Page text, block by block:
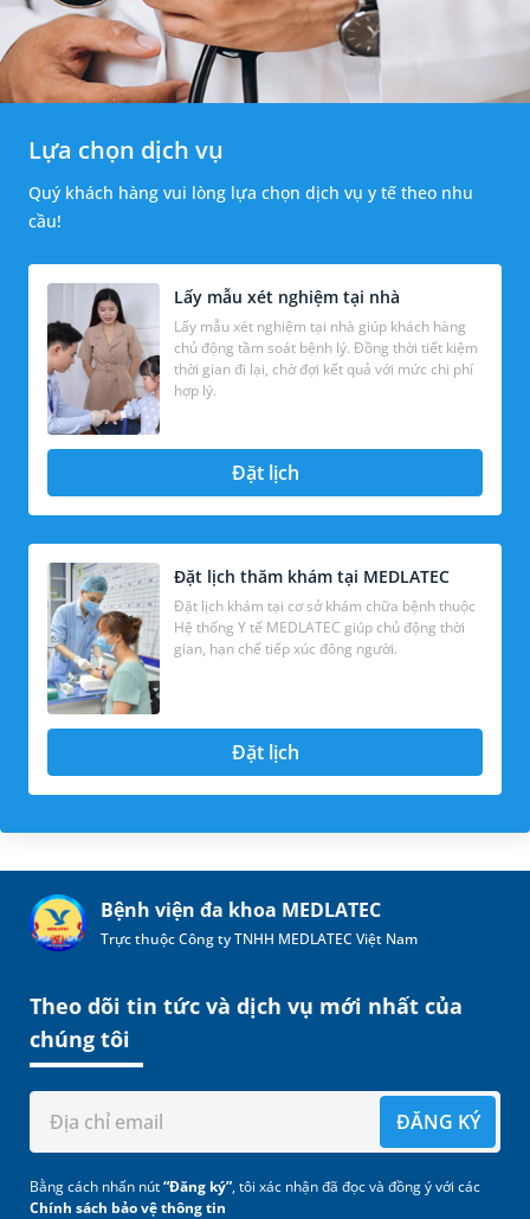
Lựa chọn dịch vụ
Quý khách hàng vui lòng lựa chọn dịch vụ y tế theo nhu
cầu!
Lấy mẫu xét nghiệm tại nhà
Lấy mẫu xét nghiệm tại nhà giúp khách hàng
chủ động tầm soát bệnh lý. Đồng thời tiết kiệm
thời gian đi lại, chờ đợi kết quả với mức chi phí
hợp lý.
Đặt lịch
Đặt lịch thăm khám tại MEDLATEC
Đặt lịch khám tại cơ sở khám chữa bệnh thuộc
Hệ thống Y tế MEDLATEC giúp chủ động thời
gian, hạn chế tiếp xúc đông người.
Đặt lịch
Bệnh viện đa khoa MEDLATEC
Trực thuộc Công ty TNHH MEDLATEC Việt Nam
Theo dõi tin tức và dịch vụ mới nhất của
chúng tôi
ĐĂNG KÝ
Bằng cách nhấn nút“Đăng ký”, tôi xác nhận đã đọc và đồng ý với các
Chính sách bảo vệ thông tin